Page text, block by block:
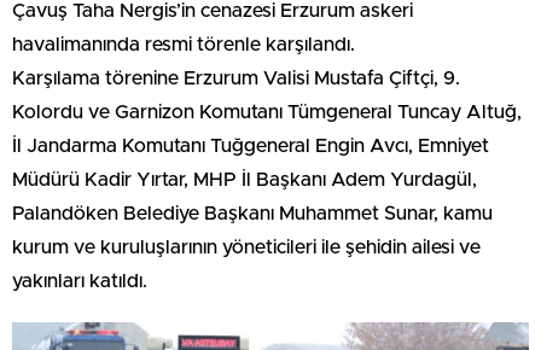
Çavuş Taha Nergis’in cenazesi Erzurum askeri
havalimanında resmi törenle karşılandı.
Karşılama törenine Erzurum Valisi Mustafa Çiftçi, 9.
Kolordu ve Garnizon Komutanı Tümgeneral Tuncay Altuğ,
İl Jandarma Komutanı Tuğgeneral Engin Avcı, Emniyet
Müdürü Kadir Yırtar, MHP İl Başkanı Adem Yurdagül,
Palandöken Belediye Başkanı Muhammet Sunar, kamu
kurum ve kuruluşlarının yöneticileri ile şehidin ailesi ve
yakınları katıldı.